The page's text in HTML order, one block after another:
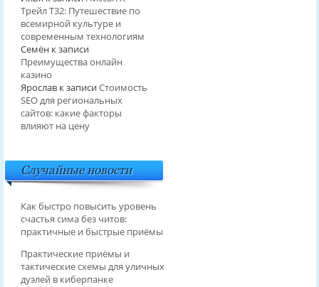
Трейл T32: Путешествие по
всемирной культуре и
современным технологиям
Семёнк записи
Преимущества онлайн
казино
Ярославк записиСтоимость
SEO для региональных
сайтов: какие факторы
влияют на цену
Случайные новости
Как быстро повысить уровень
счастья сима без читов:
практичные и быстрые приёмы
Практические приёмы и
тактические схемы для уличных
дуэлей в киберпанке